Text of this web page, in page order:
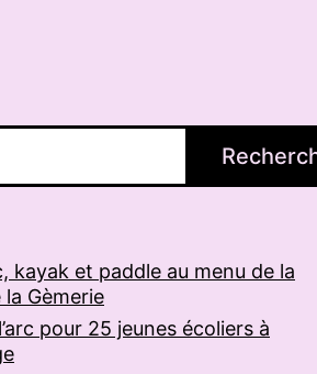
kayak et paddle au menu de la
Gèmerie
pour 25 jeunes écoliers à